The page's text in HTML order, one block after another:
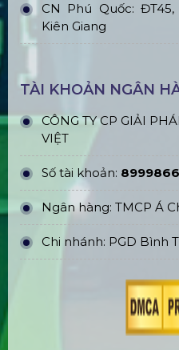
CN Phú Quốc:
Kiên Giang
TÀI KHOẢN NGÂN
CÔNG TY CP GIẢI
VIỆT
Số tài khoản:
Ngân hàng: TMCP Á
Chi nhánh: PGD Bình